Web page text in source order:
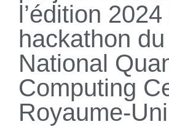
l’édition
hackathon du
National
Computing
Royaume-Uni